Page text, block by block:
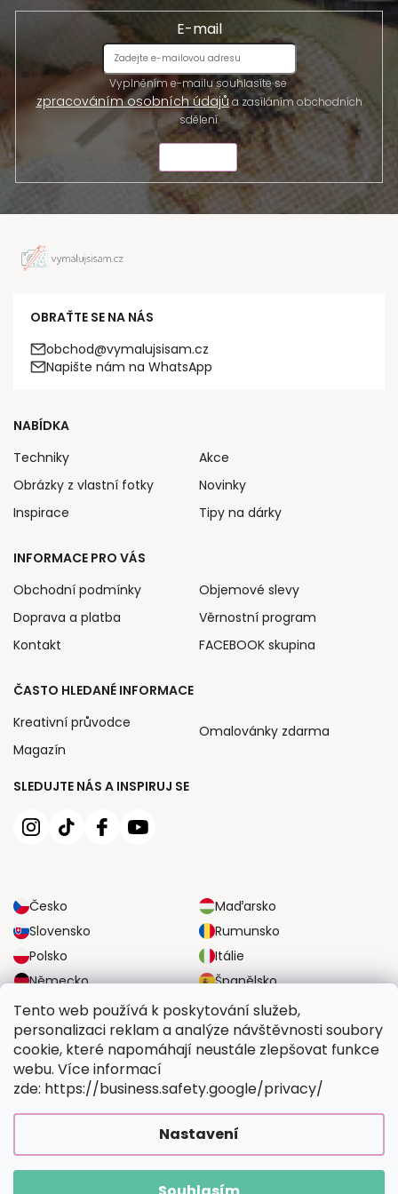
Tento web používá k poskytování služeb,
personalizaci reklam a analýze návštěvnosti soubory
cookie, které napomáhají neustále zlepšovat funkce
webu. Více informací
zde: https://business.safety.google/privacy/
Nastavení
E-mail
Vyplněním e-mailu souhlasíte se
zpracováním osobních údajůa zasíláním obchodních
sdělení.
OBRAŤTE SE NA NÁS
obchod@vymalujsisam.cz
Napište nám na WhatsApp
SLEDUJTE NÁS A INSPIRUJ SE
Česko
Maďarsko
Slovensko
Rumunsko
Polsko
Itálie
Německo
Španělsko
Velká Británie
Rakousko
NABÍDKA
Techniky
Obrázky z vlastní fotky
Inspirace
Akce
Novinky
Tipy na dárky
INFORMACE PRO VÁS
Obchodní podmínky
Doprava a platba
Kontakt
Objemové slevy
Věrnostní program
FACEBOOK skupina
ČASTO HLEDANÉ INFORMACE
Kreativní průvodce
Magazín
Omalovánky zdarma
SPOLEHLIVÉ MOŽNOSTI DOPRAVY
BEZPEČNÉ MOŽNOSTI PLATBY
Vymalujsisam.cz. Všechna práva vyhrazena.